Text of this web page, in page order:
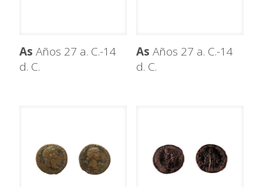
As Años 27 a. C.-14
d. C.
As Años 27 a. C.-14
d. C.